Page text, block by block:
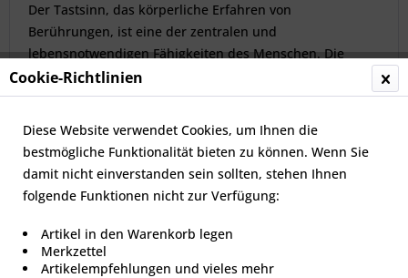
Der Tastsinn, das körperliche Erfahren von
Berührungen, ist eine der zentralen und
lebensnotwendigen Fähigkeiten des Menschen. Die
Wahrnehmung über den Tastsinn (lateinisch tactus) wird
als...mehr erfahren »
Topseller
Cookie-Richtlinien
Diese Website verwendet Cookies, um Ihnen die
bestmögliche Funktionalität bieten zu können. Wenn Sie
damit nicht einverstanden sein sollten, stehen Ihnen
folgende Funktionen nicht zur Verfügung:
Artikel in den Warenkorb legen
Merkzettel
Artikelempfehlungen und vieles mehr